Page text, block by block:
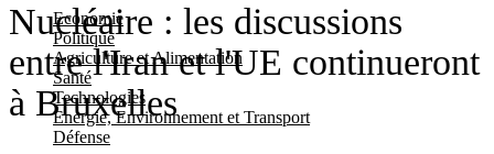
Economie
Politique
Agriculture et Alimentation
Santé
Technologies
Energie, Environnement et Transport
Défense
Nucléaire : les discussions
entre l'Iran et l'UE continueront
à Bruxelles